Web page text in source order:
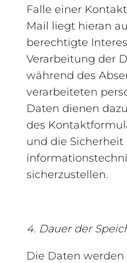
Falle einer
Mail liegt hieran
berechtigte
Verarbeitung der
während des
verarbeiteten
Daten dienen
des
und die Sicherheit
sicherzustellen.
4. Dauer der
Die Daten werden